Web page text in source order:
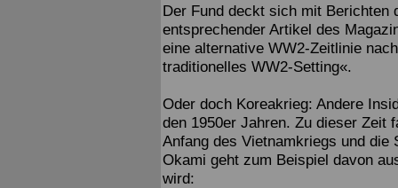
Der Fund deckt sich mit Berichten
entsprechender Artikel des
eine alternative WW2-Zeitlinie
traditionelles WW2-Setting«.
Oder doch Koreakrieg: Andere
den 1950er Jahren. Zu dieser Zeit
Anfang des Vietnamkriegs und
Okami geht zum Beispiel davon
wird: